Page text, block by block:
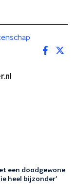
een doodgewone
heel bijzonder'